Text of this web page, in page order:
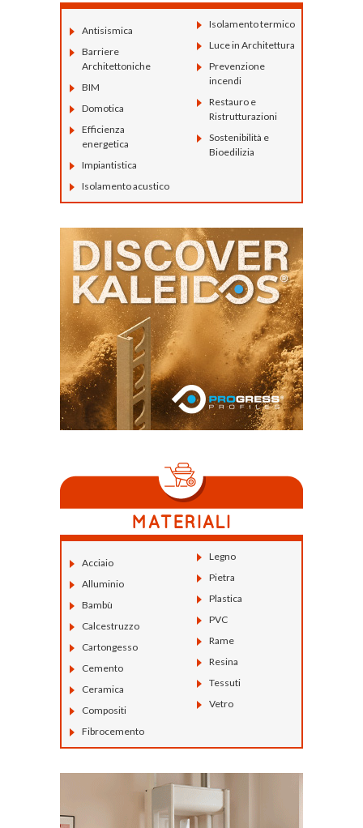
Antisismica
Barriere
Architettoniche
BIM
Domotica
Efficienza
energetica
Impiantistica
Isolamento acustico
Isolamento termico
Luce in Architettura
Prevenzione
incendi
Restauro e
Ristrutturazioni
Sostenibilità e
Bioedilizia
Acciaio
Alluminio
Bambù
Calcestruzzo
Cartongesso
Cemento
Ceramica
Compositi
Fibrocemento
Legno
Pietra
Plastica
PVC
Rame
Resina
Tessuti
Vetro